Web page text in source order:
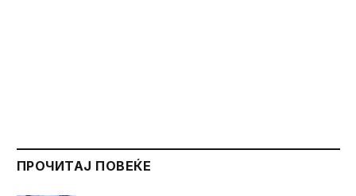
ПРОЧИТАЈ ПОВЕЌЕ